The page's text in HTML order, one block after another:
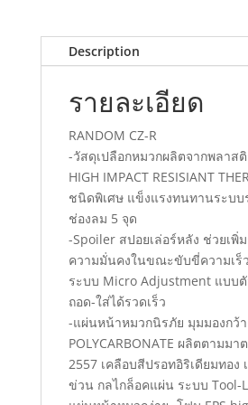
Description
รายละเอียด
RANDOM CZ-R
-วัสดุเปลือกหมวกผลิตจากพลาสติ
HIGH IMPACT RESISIANT
ชนิดพิเศษ แข็งแรงทนทานระบบ
ช่องลม 5 จุด
-Spoiler สปอยเล่อร์หลัง ช่วยเพิ่
ความมั่นคงในขณะขับขี่ความเร็
ระบบ Micro Adjustment แบบ
ถอด-ใส่ได้รวดเร็ว
-แผ่นหน้าหมวกนิรภัย มุมมองกว้
POLYCARBONATE ผลิตตามม
2557 เคลือบสีปรอทอิริเดียมทอง
ข่วน กลไกล็อคแผ่น ระบบ Tool-